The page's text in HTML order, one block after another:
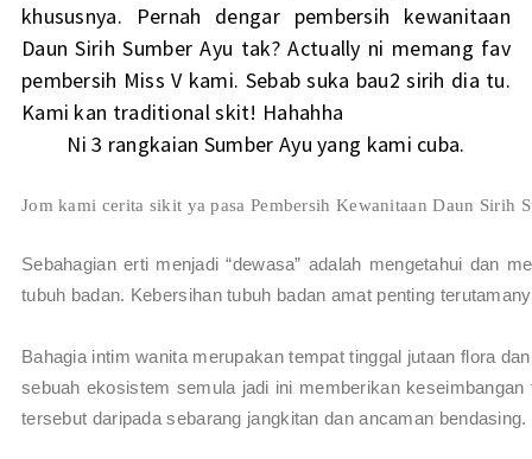
khususnya. Pernah dengar pembersih kewanitaan
Daun Sirih Sumber Ayu tak? Actually ni memang fav
pembersih Miss V kami. Sebab suka bau2 sirih dia tu.
Kami kan traditional skit! Hahahha
Ni 3 rangkaian Sumber Ayu yang kami cuba.
Jom kami cerita sikit ya pasa Pembersih Kewanitaan Daun Sirih
Sebahagian erti menjadi “dewasa” adalah mengetahui dan
tubuh badan. Kebersihan tubuh badan amat penting
Bahagia intim wanita merupakan tempat tinggal jutaan flora
sebuah ekosistem semula jadi ini memberikan
tersebut daripada sebarang jangkitan dan ancaman bendasing.